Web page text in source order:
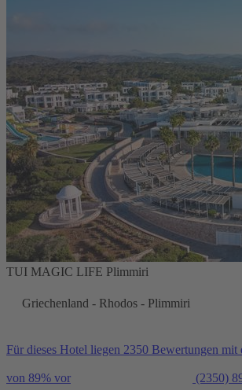
TUI MAGIC LIFE Plimmiri
Griechenland - Rhodos - Plimmiri
Für dieses Hotel liegen 2350 Bewertungen mit
von 89% vor (2350)